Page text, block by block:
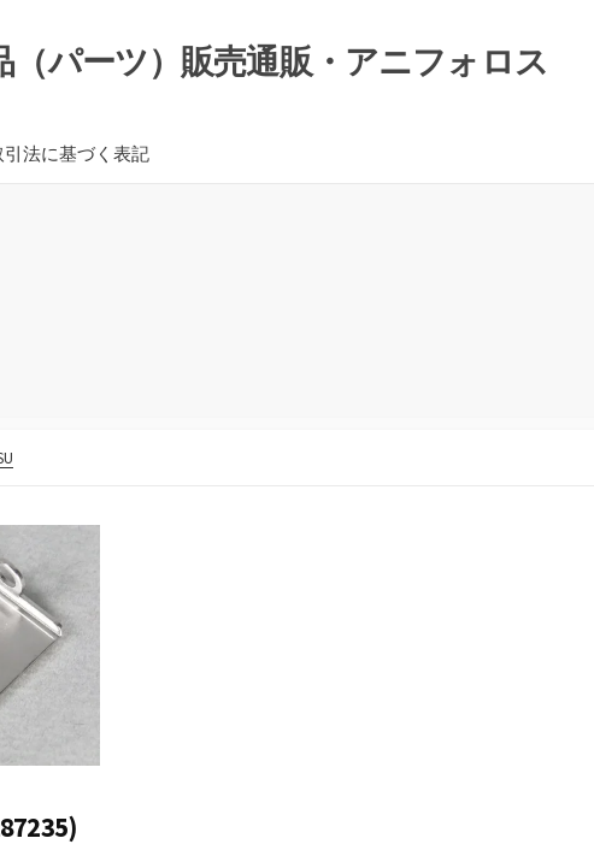
（パーツ）販売通販・アニフォロス
法に基づく表記